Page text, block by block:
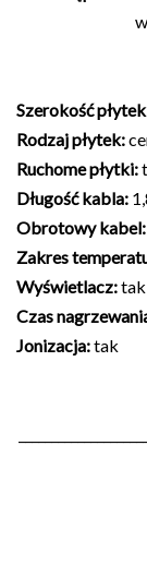
Szerokość
Rodzaj płytek:
Ruchome płytki:
Długość kabla:
Obrotowy kabel:
Zakres
Wyświetlacz:tak
Czas
Jonizacja:tak